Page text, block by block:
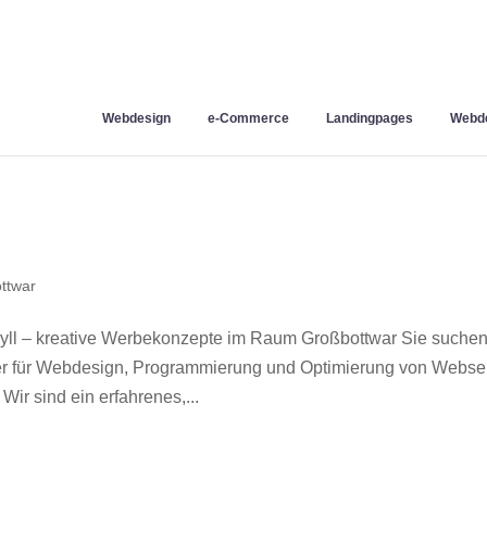
Webdesign e-Commerce Landingpages
– kreative Werbekonzepte im Raum Großbottwar Sie
für Webdesign, Programmierung und Optimierung von
sind ein erfahrenes,...